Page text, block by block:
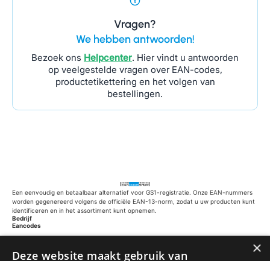
Vragen?
We hebben antwoorden!
Bezoek ons Helpcenter. Hier vindt u antwoorden
op veelgestelde vragen over EAN-codes,
productetikettering en het volgen van
bestellingen.
Een eenvoudig en betaalbaar alternatief voor GS1-registratie. Onze EAN-nummers
worden gegenereerd volgens de officiële EAN-13-norm, zodat u uw producten kunt
identificeren en in het assortiment kunt opnemen.
Bedrijf
Eancodes
Nederland
×
Deze website maakt gebruik van